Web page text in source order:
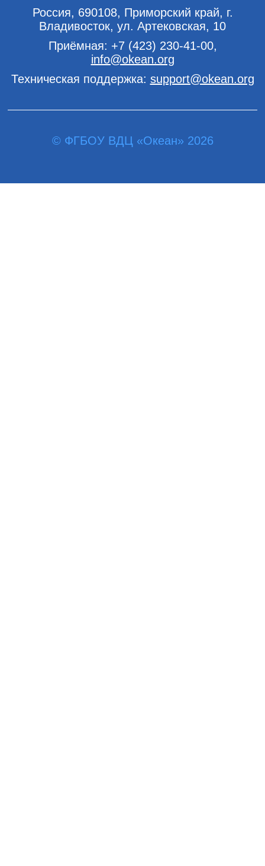
Россия, 690108, Приморский край, г.
Владивосток, ул. Артековская, 10
Приёмная: +7 (423) 230-41-00,
info@okean.org
Техническая поддержка: support@okean.org
© ФГБОУ ВДЦ «Океан» 2026